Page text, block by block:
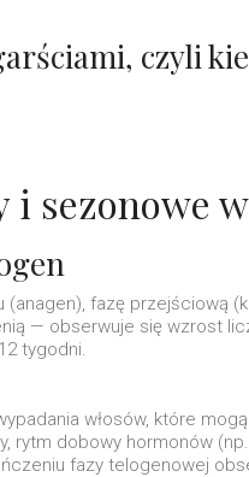
czyli
i sezonowe
fazę przejściową
— obserwuje się wzrost
tygodni.
włosów, które
rytm dobowy hormonów
fazy telogenowej